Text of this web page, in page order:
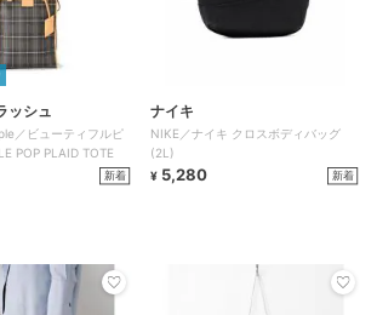
ッシュ
／ビューティフルピ
POP PLAID TOTE
新着
ナイキ
NIKE／ナイキ クロスボディバッグ
(2L)
¥ 5,280 新着